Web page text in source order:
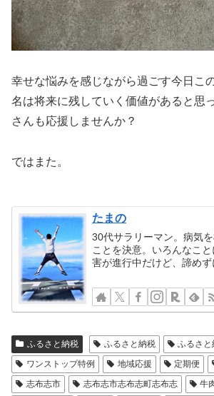
幸せな悩みを感じながら過ごす今日こ
名は将来に残していく価値があると思
さんも応援しませんか？
ではまた。
たまの
30代サラリーマン。病気
ことを決意。いろんなこ
害が進行中だけど、諦めず
ふるさと納税 ふるさと納税
ふるさと
ワンストップ特例
地域応援 定期便
志布志市
志布志市志布志町志布志 牛